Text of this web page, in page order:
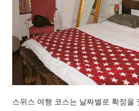
스위스 여행 코스는 날짜별로 확정을